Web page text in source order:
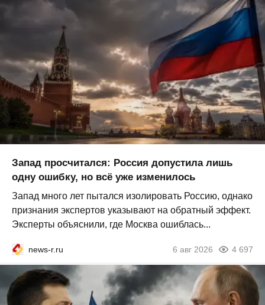
Запад просчитался: Россия допустила лишь
одну ошибку, но всё уже изменилось
Запад много лет пытался изолировать Россию, однако
признания экспертов указывают на обратный эффект.
Эксперты объяснили, где Москва ошиблась...
news-r.ru 6 авг 2026 4 697